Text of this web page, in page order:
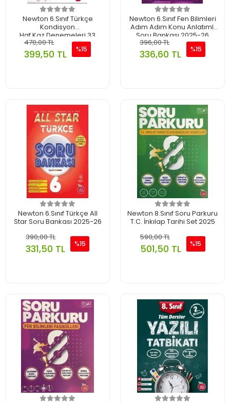
Newton 6.Sınıf Türkçe
Kondisyon
Haf.Kaz.Denemeleri 33
Hafta 2025-26
470,00 TL
399,50 TL %15
Newton 6.Sınıf Fen Bilimleri
Adım Adım Konu Anlatımlı
Soru Bankası 2025-26
396,00 TL
336,60 TL %15
Newton 6.Sınıf Türkçe All
Star Soru Bankası 2025-26
390,00 TL
331,50 TL %15
Newton 8.Sınıf Soru Parkuru
T.C. İnkılap Tarihi Set 2025
590,00 TL
501,50 TL %15